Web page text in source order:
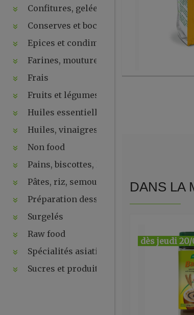
Confitures, gelées, compotes, purées,
Conserves et bocaux
Epices et condiments
Farines, moutures et levures
Frais
Fruits et légumes secs
Huiles essentielles, hydrolats, ...
Huiles, vinaigres, sauces
Non food
Pains, biscottes, levures, ...
Pâtes, riz, semoules
Préparation desserts, ....
Surgelés
Raw food
Spécialités asiatiques
Sucres et produits de la ruche
DANS LA
dès jeudi